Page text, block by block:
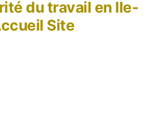
du travail en Ile-
Site